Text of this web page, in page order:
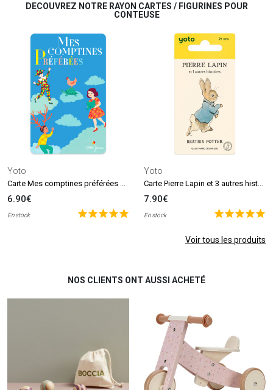
DECOUVREZ NOTRE RAYON CARTES / FIGURINES POUR
CONTEUSE
Yoto
6.90€
En stock
Yoto
7.90€
En stock
Voir tous les produits
NOS CLIENTS ONT AUSSI ACHETÉ